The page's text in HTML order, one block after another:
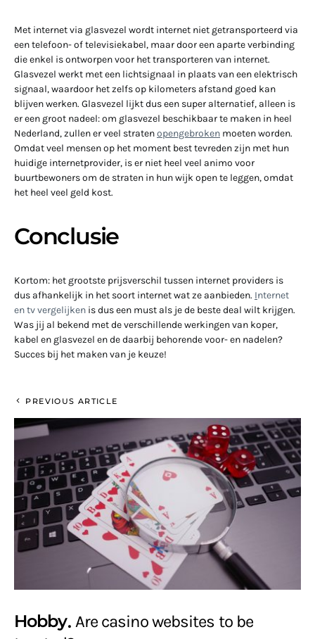
Met internet via glasvezel wordt internet niet getransporteerd via
een telefoon- of televisiekabel, maar door een aparte verbinding
die enkel is ontworpen voor het transporteren van internet.
Glasvezel werkt met een lichtsignaal in plaats van een elektrisch
signaal, waardoor het zelfs op kilometers afstand goed kan
blijven werken. Glasvezel lijkt dus een super alternatief, alleen is
er een groot nadeel: om glasvezel beschikbaar te maken in heel
Nederland, zullen er veel stratenopengebroken moeten worden.
Omdat veel mensen op het moment best tevreden zijn met hun
huidige internetprovider, is er niet heel veel animo voor
buurtbewoners om de straten in hun wijk open te leggen, omdat
het heel veel geld kost.
Conclusie
Kortom: het grootste prijsverschil tussen internet providers is
dus afhankelijk in het soort internet wat ze aanbieden. Internet
en tv vergelijken is dus een must als je de beste deal wilt krijgen.
Was jij al bekend met de verschillende werkingen van koper,
kabel en glasvezel en de daarbij behorende voor- en nadelen?
Succes bij het maken van je keuze!
PREVIOUS ARTICLE
Hobby Are casino websites to be